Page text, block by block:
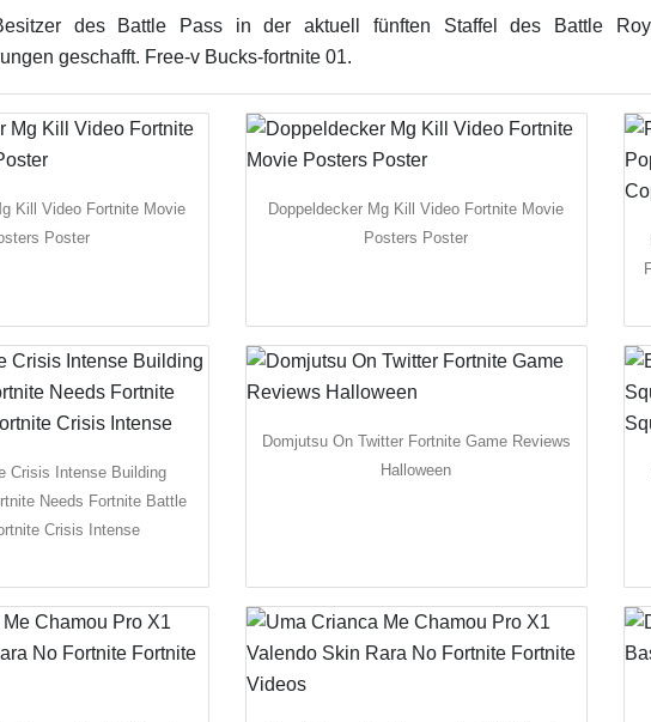
des Battle Pass in der aktuell fünften Staffel des Battle
geschafft. Free-v Bucks-fortnite 01.
Kill Video Fortnite Movie
Poster
Doppeldecker Mg Kill Video Fortnite Movie
Posters Poster
Crisis Intense Building
Needs Fortnite Battle
Crisis Intense
Domjutsu On Twitter Fortnite Game Reviews
Halloween